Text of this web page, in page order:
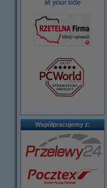
Współpracujemy z: